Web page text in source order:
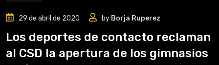
29 de abril de 2020 by Borja Ruperez
Los deportes de contacto reclaman
al CSD la apertura de los gimnasios